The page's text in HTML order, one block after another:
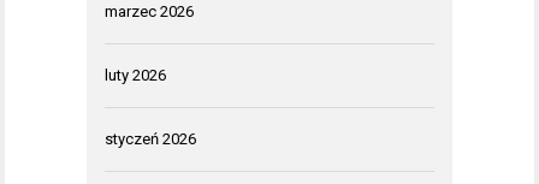
marzec 2026
luty 2026
styczeń 2026